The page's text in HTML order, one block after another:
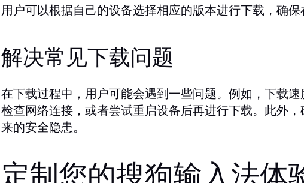
用户可以根据自己的设备选择相应的版本进行下载，确
解决常见下载问题
在下载过程中，用户可能会遇到一些问题。例如，下载
检查网络连接，或者尝试重启设备后再进行下载。此外
来的安全隐患。
定制您的搜狗输入法体